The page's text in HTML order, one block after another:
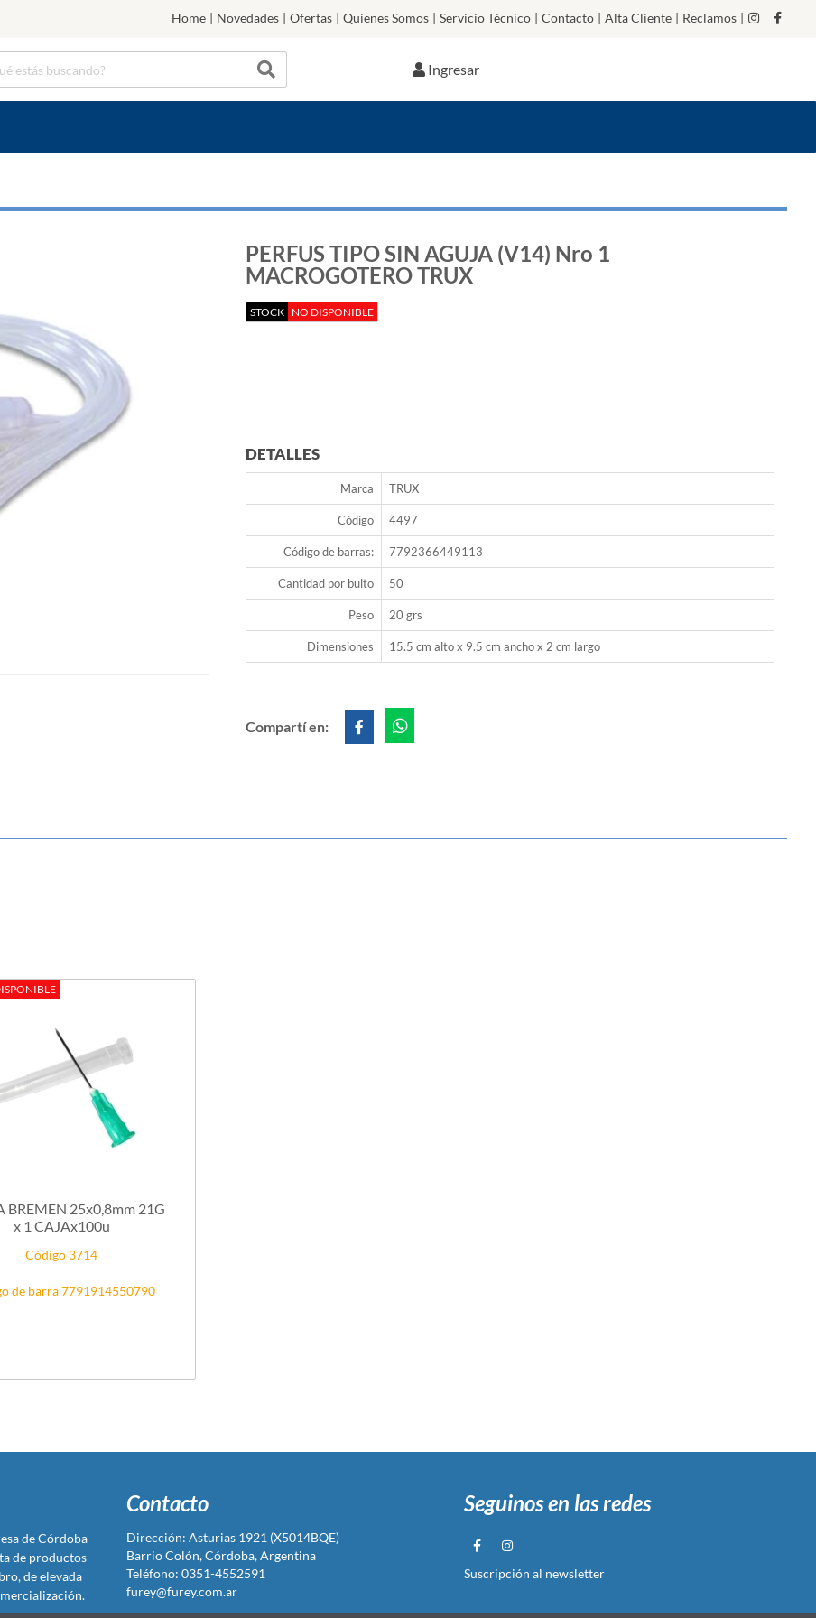
Home | Novedades | Ofertas | Quienes Somos | Servicio Técnico | Contacto | Alta Cliente | Reclamos |
Ingresar
PERFUS TIPO SIN AGUJA (V14) Nro 1
MACROGOTERO TRUX
STOCK NO DISPONIBLE
DETALLES
Marca TRUX
Código 4497
Código de barras: 7792366449113
Cantidad por bulto 50
Peso 20 grs
Dimensiones 15.5 cm alto x 9.5 cm ancho x 2 cm largo
Compartí en:
25x0,8mm 21G
x 1 CAJAx100u
Código 3714
de barra 7791914550790
de Córdoba
de productos
de elevada
Contacto
Dirección: Asturias 1921 (X5014BQE)
Barrio Colón, Córdoba, Argentina
Teléfono: 0351-4552591
furey@furey.com.ar
Seguinos en las redes
Suscripción al newsletter